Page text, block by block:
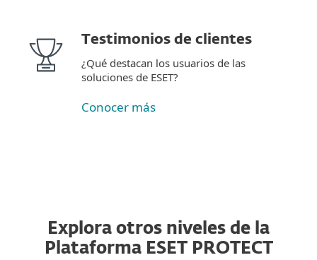
Testimonios de clientes
¿Qué destacan los usuarios de las
soluciones de ESET?
Conocer más
Explora otros niveles de la
Plataforma ESET PROTECT